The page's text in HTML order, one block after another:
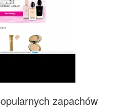
zapachów